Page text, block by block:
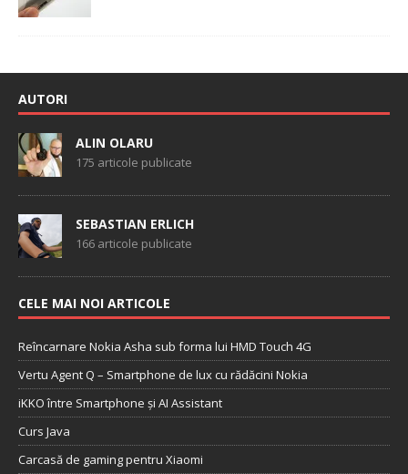
AUTORI
ALIN OLARU
175 articole publicate
SEBASTIAN ERLICH
166 articole publicate
CELE MAI NOI ARTICOLE
Reîncarnare Nokia Asha sub forma lui HMD Touch 4G
Vertu Agent Q – Smartphone de lux cu rădăcini Nokia
iKKO între Smartphone și AI Assistant
Curs Java
Carcasă de gaming pentru Xiaomi